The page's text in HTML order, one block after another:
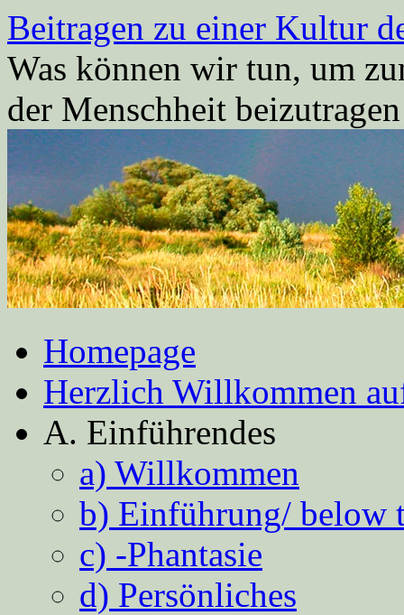
Zum
Inhalt
springen
Beitragen zu einer Kultur
Was können wir tun, um
der Menschheit
Homepage
Herzlich Willkommen
A. Einführendes
a) Willkommen
b) Einführung/ below
c) -Phantasie
d) Persönliches